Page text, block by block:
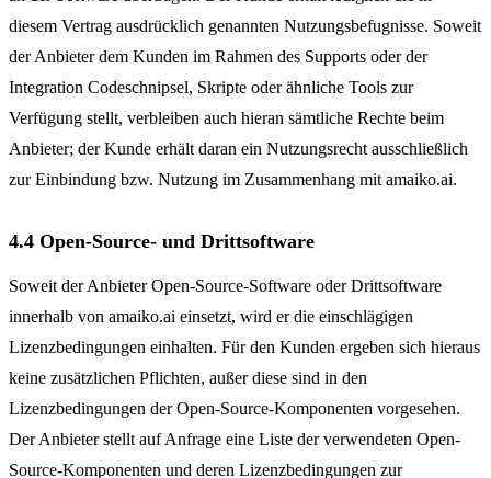
diesem Vertrag ausdrücklich genannten Nutzungsbefugnisse. Soweit
der Anbieter dem Kunden im Rahmen des Supports oder der
Integration Codeschnipsel, Skripte oder ähnliche Tools zur
Verfügung stellt, verbleiben auch hieran sämtliche Rechte beim
Anbieter; der Kunde erhält daran ein Nutzungsrecht ausschließlich
zur Einbindung bzw. Nutzung im Zusammenhang mit amaiko.ai.
4.4 Open-Source- und Drittsoftware
Soweit der Anbieter Open-Source-Software oder Drittsoftware
innerhalb von amaiko.ai einsetzt, wird er die einschlägigen
Lizenzbedingungen einhalten. Für den Kunden ergeben sich hieraus
keine zusätzlichen Pflichten, außer diese sind in den
Lizenzbedingungen der Open-Source-Komponenten vorgesehen.
Der Anbieter stellt auf Anfrage eine Liste der verwendeten Open-
Source-Komponenten und deren Lizenzbedingungen zur